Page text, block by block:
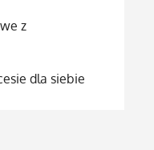
z
dla siebie